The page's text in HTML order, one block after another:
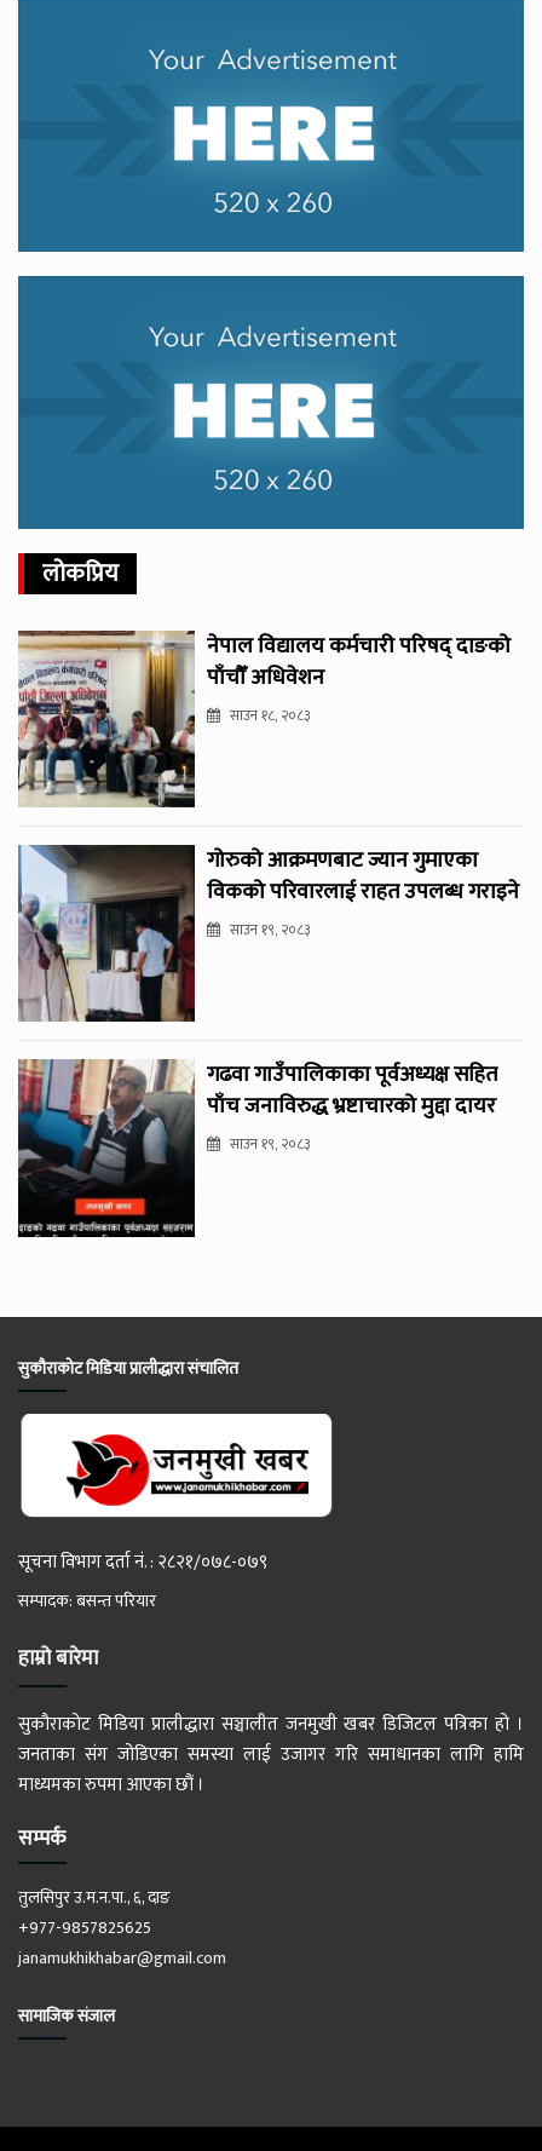
लोकप्रिय
नेपाल विद्यालय कर्मचारी परिषद् दाङको
पाँचौँ अधिवेशन
साउन १८, २०८३
गोरुको आक्रमणबाट ज्यान गुमाएका
विकको परिवारलाई राहत उपलब्ध गराइने
साउन १९, २०८३
गढवा गाउँपालिकाका पूर्वअध्यक्ष सहित
पाँच जनाविरुद्ध भ्रष्टाचारको मुद्दा दायर
साउन १९, २०८३
सुकौराकोट मिडिया प्रालीद्धारा संचालित
सूचना विभाग दर्ता नं. : २८२१/०७८-०७९
सम्पादक: बसन्त परियार
हाम्रो बारेमा
सुकौराकोट मिडिया प्रालीद्धारा सञ्चालीत जनमुखी खबर डिजिटल पत्रिका हो ।
जनताका संग जोडिएका समस्या लाई उजागर गरि समाधानका लागि हामि
माध्यमका रुपमा आएका छौं ।
सम्पर्क
तुलसिपुर उ.म.न.पा., ६, दाङ
+977-9857825625
janamukhikhabar@gmail.com
सामाजिक संजाल